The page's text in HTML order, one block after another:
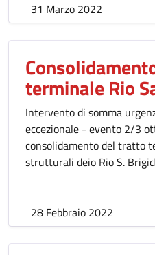
31 Marzo 2022
terminale Rio
Intervento di somma
eccezionale - evento 2/3
consolidamento del tratto
strutturali deio Rio S.
28 Febbraio 2022